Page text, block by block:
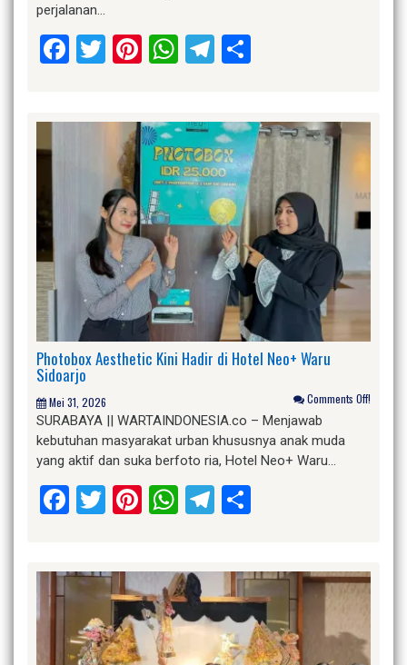
perjalanan…
Facebook
Twitter
Pinterest
WhatsApp
Telegram
Photobox Aesthetic Kini Hadir di Hotel Neo+ Waru
Sidoarjo
Mei 31, 2026 Comments Off!
SURABAYA || WARTAINDONESIA.co – Menjawab
kebutuhan masyarakat urban khususnya anak muda
yang aktif dan suka berfoto ria, Hotel Neo+ Waru…
Facebook
Twitter
Pinterest
WhatsApp
Telegram